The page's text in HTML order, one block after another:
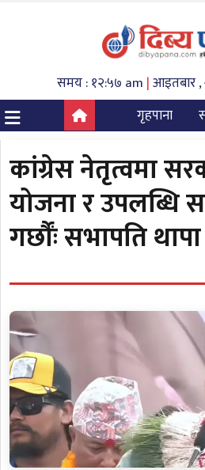
समय : १२:५७ am |आइतबार ,
गृहपाना
कांग्रेस नेतृत्वमा
योजना र उपलब्धि
गर्छौंः सभापति थापा